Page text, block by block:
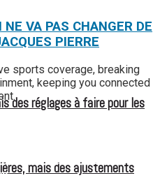
des réglages à faire pour les
mais des ajustements
VA PAS CHANGER DE
PIERRE
sports coverage, breaking
keeping you connected
marquée par